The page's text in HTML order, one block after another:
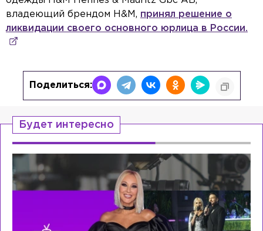
владеющий брендом H&M, принял решение о
ликвидации своего основного юрлица в России.
Поделиться:
Будет интересно